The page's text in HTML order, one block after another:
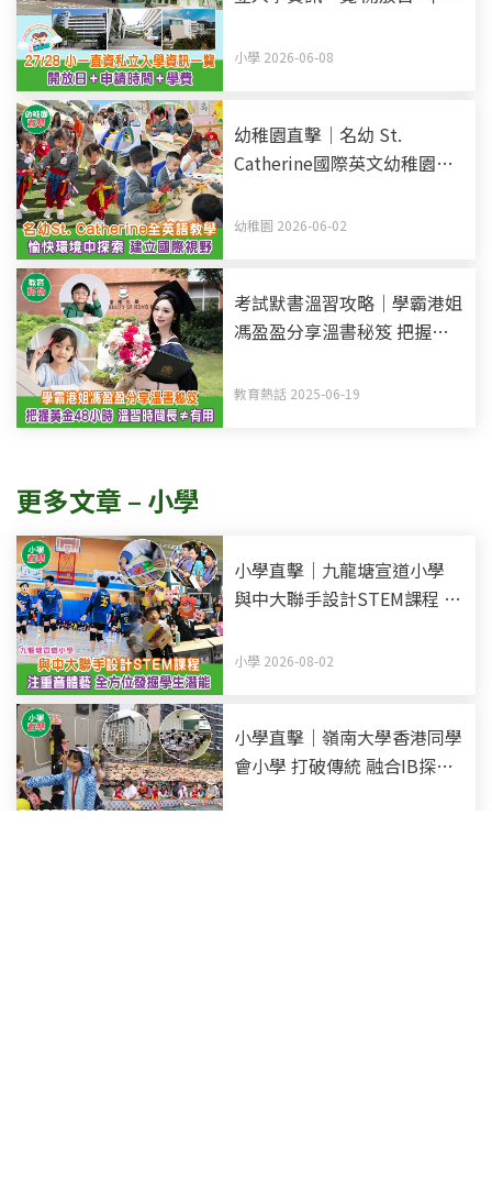
小學 2026-06-08
幼稚園直擊｜名幼 St.
Catherine國際英文幼稚園暨
中探索 建立國際視野
幼稚園 2026-06-02
考試默書溫習攻略｜學霸港姐
馮盈盈分享溫書秘笈 把握黃
不等於有用
教育熱話 2025-06-19
更多文章 – 小學
小學直擊｜九龍塘宣道小學
與中大聯手設計STEM課程 注
能
小學 2026-08-02
小學直擊｜嶺南大學香港同學
會小學 打破傳統 融合IB探究